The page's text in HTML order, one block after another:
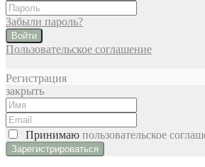
Забыли пароль?
Войти
Пользовательское соглашение
Регистрация
закрыть
Принимаю пользовательское